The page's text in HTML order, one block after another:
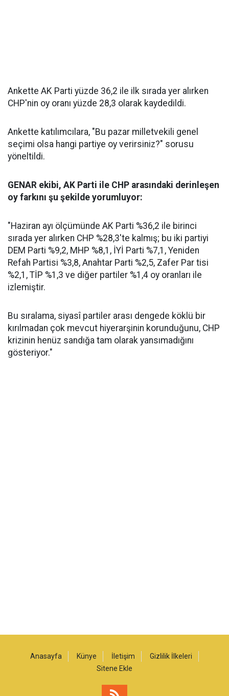
Ankette AK Parti yüzde 36,2 ile ilk sırada yer alırken
CHP'nin oy oranı yüzde 28,3 olarak kaydedildi.
Ankette katılımcılara, "Bu pazar milletvekili genel
seçimi olsa hangi partiye oy verirsiniz?" sorusu
yöneltildi.
GENAR ekibi, AK Parti ile CHP arasındaki derinleşen
oy farkını şu şekilde yorumluyor:
"Haziran ayı ölçümünde AK Parti %36,2 ile birinci
sırada yer alırken CHP %28,3'te kalmış; bu iki partiyi
DEM Parti %9,2, MHP %8,1, İYİ Parti %7,1, Yeniden
Refah Partisi %3,8, Anahtar Parti %2,5, Zafer Par tisi
%2,1, TİP %1,3 ve diğer partiler %1,4 oy oranları ile
izlemiştir.
Bu sıralama, siyasî partiler arası dengede köklü bir
kırılmadan çok mevcut hiyerarşinin korunduğunu, CHP
krizinin henüz sandığa tam olarak yansımadığını
gösteriyor."
Anasayfa Künye İletişim
Gizlilik İlkeleri
Sitene Ekle